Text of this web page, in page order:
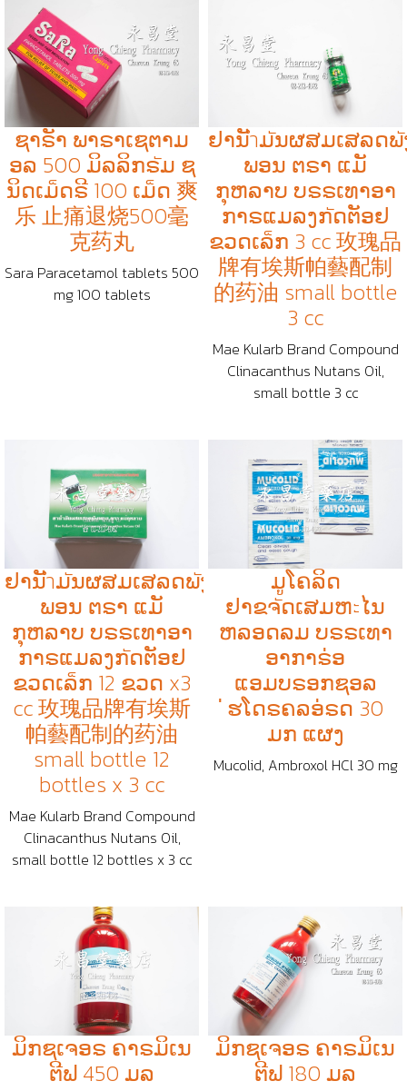
ຊາຣັາ ພາຣາເຊຕາມ
ອລ 500 ມິລລິກຣัມ ຊ
ນິດເມ็ດຣີ 100 ເມ็ດ 爽
乐 止痛退烧500毫
克药丸
Sara Paracetamol tablets 500
mg 100 tablets
ຢານັำມัນຜສມເສລດພั
ພອນ ຕຣາ ແມັ
ກຸຫລາບ ບຣຣເທາອາ
ກາຣແມລງກัດຕັອຢ
ຂວດເລ็ກ 3 cc 玫瑰品
牌有埃斯帕藝配制
的药油 small bottle
3 cc
Mae Kularb Brand Compound
Clinacanthus Nutans Oil,
small bottle 3 cc
ຢານັำມัນຜສມເສລດພัງ
ພອນ ຕຣາ ແມັ
ກຸຫລາບ ບຣຣເທາອາ
ກາຣແມລງກัດຕັອຢ
ຂວດເລ็ກ 12 ຂວດ x3
cc 玫瑰品牌有埃斯
帕藝配制的药油
small bottle 12
bottles x 3 cc
Mae Kularb Brand Compound
Clinacanthus Nutans Oil,
small bottle 12 bottles x 3 cc
ມູໂຄລິດ
ຢາຂຈัດເສມຫะໄນ
ຫລອດລມ ບຣຣເທາ
ອາກາຣ່ອ
ແອມບຣອກຊອລ
່ຮໂດຣຄລອ່ຣດ 30
ມກ ແຜງ
Mucolid, Ambroxol HCl 30 mg
ມິກຊເຈອຣ ຄາຣມິເນ
ຕີຟ 450 ມລ
ມິກຊເຈອຣ ຄາຣມິເນ
ຕີຟ 180 ມລ